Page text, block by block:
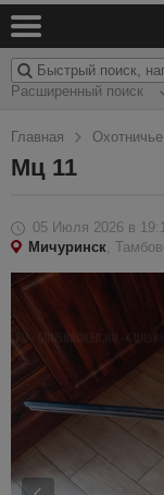
Расширенный поиск
Главная
Мц 11
05 Июля 2026 в
Мичуринск,